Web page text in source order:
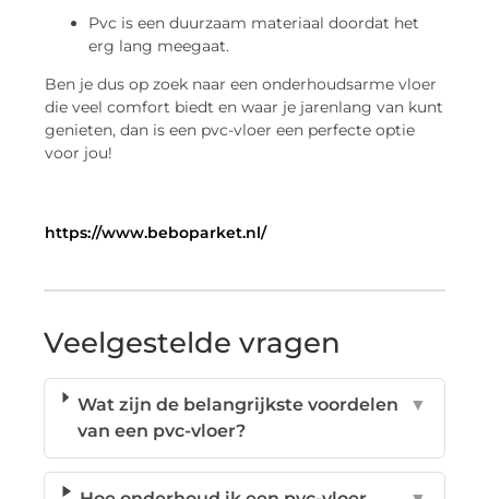
Pvc is een duurzaam materiaal doordat het
erg lang meegaat.
Ben je dus op zoek naar een onderhoudsarme vloer
die veel comfort biedt en waar je jarenlang van kunt
genieten, dan is een pvc-vloer een perfecte optie
voor jou!
https://www.beboparket.nl/
Veelgestelde vragen
Wat zijn de belangrijkste voordelen
van een pvc-vloer?
▼